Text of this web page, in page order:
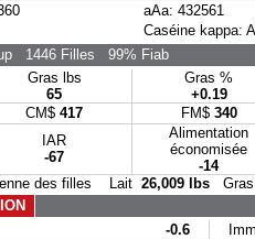
aAa: 432561
Caséine kappa:
1446 Filles 99% Fiab
Gras lbs
65
Gras %
+0.19
CM$ 417 FM$ 340
IAR
-67
Alimentation
économisée
-14
des filles Lait 26,009 lbs Gras
-0.6